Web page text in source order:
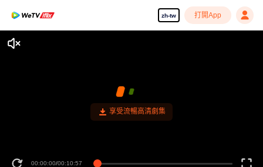
zh-tw 打開App
享受流暢高清劇集
00:00:00/00:10:57